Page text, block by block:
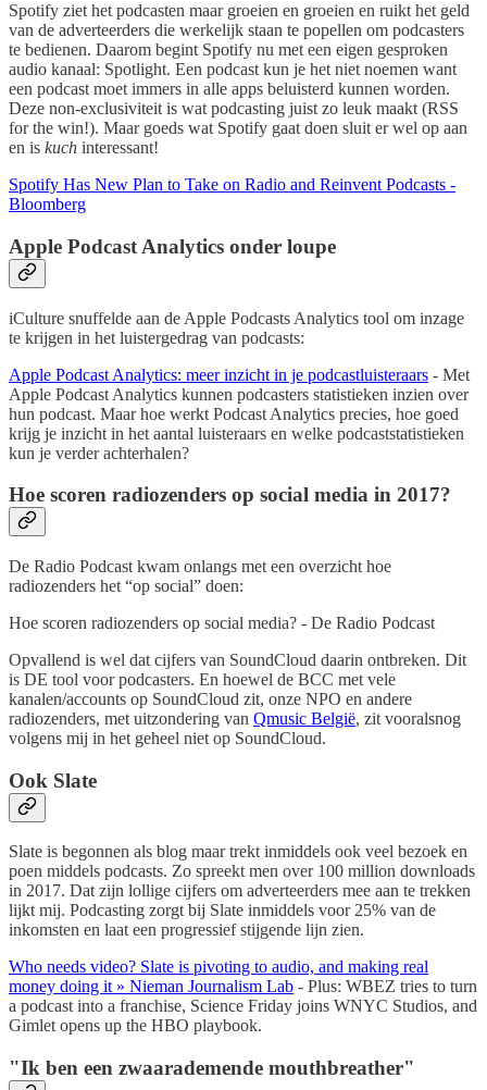
Spotify ziet het podcasten maar groeien en groeien en ruikt het geld
van de adverteerders die werkelijk staan te popellen om podcasters
te bedienen. Daarom begint Spotify nu met een eigen gesproken
audio kanaal: Spotlight. Een podcast kun je het niet noemen want
een podcast moet immers in alle apps beluisterd kunnen worden.
Deze non-exclusiviteit is wat podcasting juist zo leuk maakt (RSS
for the win!). Maar goeds wat Spotify gaat doen sluit er wel op aan
en is kuch interessant!
Spotify Has New Plan to Take on Radio and Reinvent Podcasts -
Bloomberg
Apple Podcast Analytics onder loupe
iCulture snuffelde aan de Apple Podcasts Analytics tool om inzage
te krijgen in het luistergedrag van podcasts:
Apple Podcast Analytics: meer inzicht in je podcastluisteraars - Met
Apple Podcast Analytics kunnen podcasters statistieken inzien over
hun podcast. Maar hoe werkt Podcast Analytics precies, hoe goed
krijg je inzicht in het aantal luisteraars en welke podcaststatistieken
kun je verder achterhalen?
Hoe scoren radiozenders op social media in 2017?
De Radio Podcast kwam onlangs met een overzicht hoe
radiozenders het “op social” doen:
Hoe scoren radiozenders op social media? - De Radio Podcast
Opvallend is wel dat cijfers van SoundCloud daarin ontbreken. Dit
is DE tool voor podcasters. En hoewel de BCC met vele
kanalen/accounts op SoundCloud zit, onze NPO en andere
radiozenders, met uitzondering van Qmusic België, zit vooralsnog
volgens mij in het geheel niet op SoundCloud.
Ook Slate
Slate is begonnen als blog maar trekt inmiddels ook veel bezoek en
poen middels podcasts. Zo spreekt men over 100 million downloads
in 2017. Dat zijn lollige cijfers om adverteerders mee aan te trekken
lijkt mij. Podcasting zorgt bij Slate inmiddels voor 25% van de
inkomsten en laat een progressief stijgende lijn zien.
Who needs video? Slate is pivoting to audio, and making real
money doing it » Nieman Journalism Lab - Plus: WBEZ tries to turn
a podcast into a franchise, Science Friday joins WNYC Studios, and
Gimlet opens up the HBO playbook.
"Ik ben een zwaarademende mouthbreather"